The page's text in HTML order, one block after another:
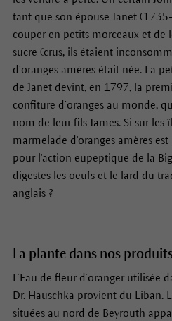
tant que son épouse Janet
couper en petits morceaux et de
sucre (crus, ils étaient
d’oranges amères était née. La
de Janet devint, en 1797, la
confiture d’oranges au monde,
nom de leur fils James. Si sur les
marmelade d'oranges amères
pour l'action eupeptique de la
digestes les oeufs et le lard du
anglais ?
La plante dans nos
L’Eau de fleur d’oranger utilisée
Dr. Hauschka provient du Liban.
situées au nord de Beyrouth